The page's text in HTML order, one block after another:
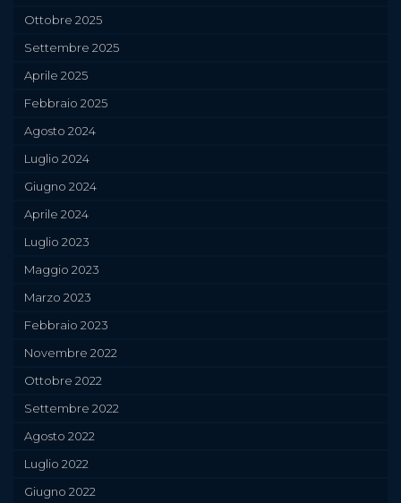
Ottobre 2025
Settembre 2025
Aprile 2025
Febbraio 2025
Agosto 2024
Luglio 2024
Giugno 2024
Aprile 2024
Luglio 2023
Maggio 2023
Marzo 2023
Febbraio 2023
Novembre 2022
Ottobre 2022
Settembre 2022
Agosto 2022
Luglio 2022
Giugno 2022